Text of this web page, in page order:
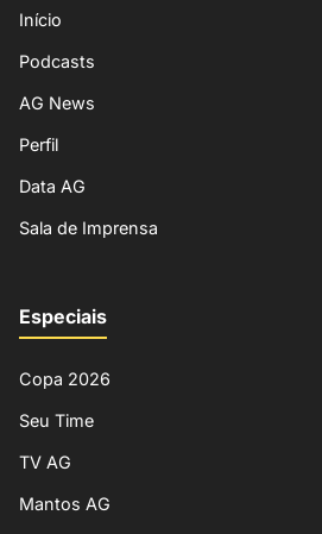
Início
Podcasts
AG News
Perfil
Data AG
Sala de Imprensa
Especiais
Copa 2026
Seu Time
TV AG
Mantos AG